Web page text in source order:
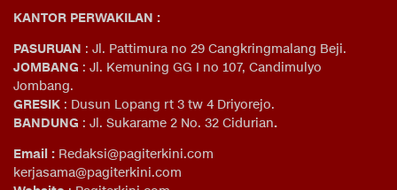
KANTOR PERWAKILAN :
PASURUAN : Jl. Pattimura no 29 Cangkringmalang Beji.
JOMBANG : Jl. Kemuning GG I no 107, Candimulyo
Jombang.
GRESIK : Dusun Lopang rt 3 tw 4 Driyorejo.
BANDUNG : Jl. Sukarame 2 No. 32 Cidurian.
Email : Redaksi@pagiterkini.com
kerjasama@pagiterkini.com